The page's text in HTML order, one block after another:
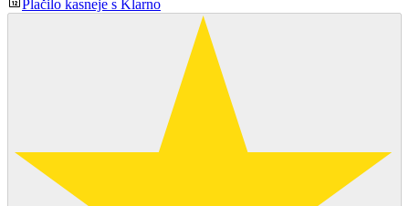
Plačilo kasneje s Klarno